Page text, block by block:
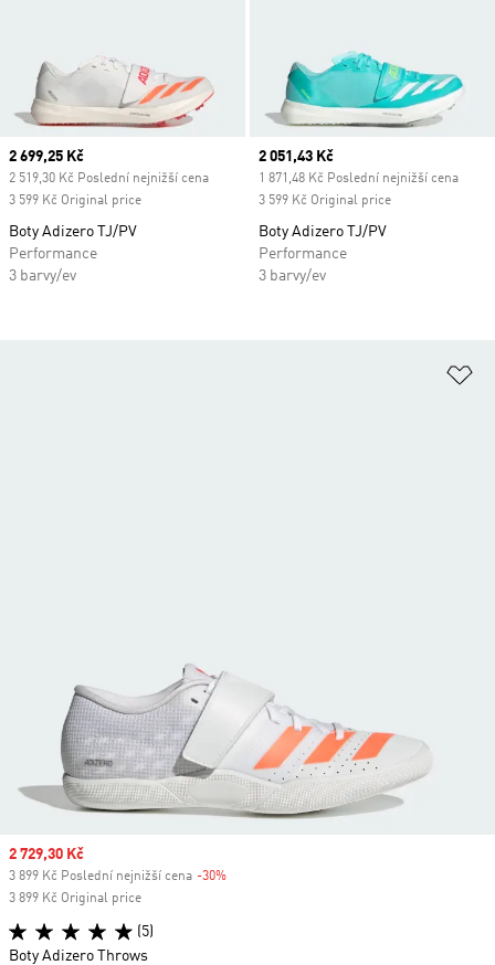
Current price
2 699,25 Kč
2 519,30 Kč Poslední nejnižší cena
3 599 Kč Original price
Boty Adizero TJ/PV
Performance
3 barvy/ev
Current price
2 051,43 Kč
1 871,48 Kč Poslední nejnižší cena
3 599 Kč Original price
Boty Adizero TJ/PV
Performance
3 barvy/ev
Sale price
2 729,30 Kč
3 899 Kč Poslední nejnižší cena -30%
3 899 Kč Original price
(5)
Boty Adizero Throws